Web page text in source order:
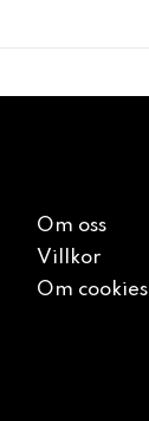
Om oss
Villkor
Om cookies